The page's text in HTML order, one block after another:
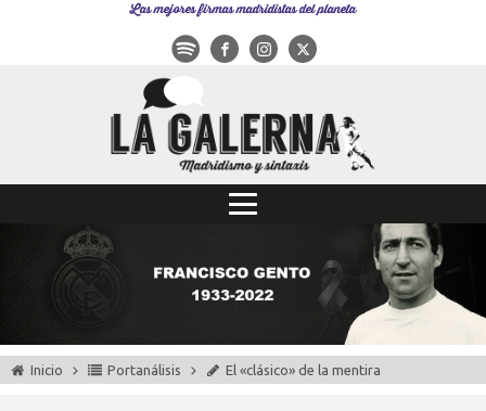
Las mejores firmas madridistas del planeta
Inicio Portanálisis El «clásico» de la mentira